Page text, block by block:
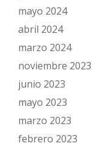
mayo 2024
abril 2024
marzo 2024
noviembre 2023
junio 2023
mayo 2023
marzo 2023
febrero 2023